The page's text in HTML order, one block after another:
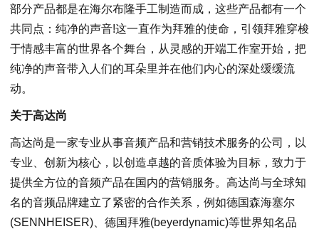
部分产品都是在海尔布隆手工制造而成，这些产品都有一个
共同点：纯净的声音!这一直作为拜雅的使命，引领拜雅穿梭
于情感丰富的世界各个舞台，从灵感的开端工作室开始，把
纯净的声音带入人们的耳朵里并在他们内心的深处缓缓流
动。
关于高达尚
高达尚是一家专业从事音频产品和营销技术服务的公司，以
专业、创新为核心，以创造卓越的音质体验为目标，致力于
提供全方位的音频产品在国内的营销服务。高达尚与全球知
名的音频品牌建立了紧密的合作关系，例如德国森海塞尔
(SENNHEISER)、德国拜雅(beyerdynamic)等世界知名品